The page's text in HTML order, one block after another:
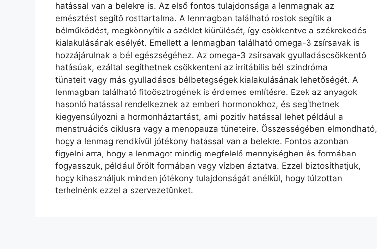
hatással van a belekre is. Az első fontos tulajdonsága a lenmagnak az
emésztést segítő rosttartalma. A lenmagban található rostok segítik a
bélműködést, megkönnyítik a széklet kiürülését, így csökkentve a székrekedés
kialakulásának esélyét. Emellett a lenmagban található omega-3 zsírsavak is
hozzájárulnak a bél egészségéhez. Az omega-3 zsírsavak gyulladáscsökkentő
hatásúak, ezáltal segíthetnek csökkenteni az irritábilis bél szindróma
tüneteit vagy más gyulladásos bélbetegségek kialakulásának lehetőségét. A
lenmagban található fitoösztrogének is érdemes említésre. Ezek az anyagok
hasonló hatással rendelkeznek az emberi hormonokhoz, és segíthetnek
kiegyensúlyozni a hormonháztartást, ami pozitív hatással lehet például a
menstruációs ciklusra vagy a menopauza tüneteire. Összességében elmondható,
hogy a lenmag rendkívül jótékony hatással van a belekre. Fontos azonban
figyelni arra, hogy a lenmagot mindig megfelelő mennyiségben és formában
fogyasszuk, például őrölt formában vagy vízben áztatva. Ezzel biztosíthatjuk,
hogy kihasználjuk minden jótékony tulajdonságát anélkül, hogy túlzottan
terhelnénk ezzel a szervezetünket.